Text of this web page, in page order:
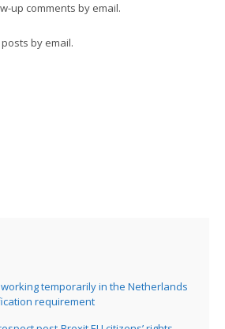
up comments by email.
by email.
temporarily in the Netherlands
requirement